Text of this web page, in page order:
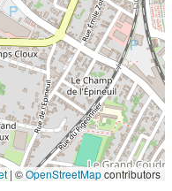
| ©OpenStreetMapcontributors